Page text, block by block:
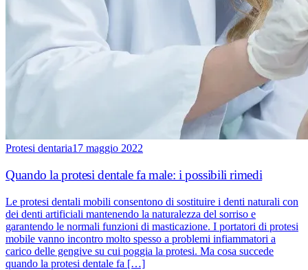
Protesi dentaria17 maggio 2022
Quando la protesi dentale fa male: i possibili rimedi
Le protesi dentali mobili consentono di sostituire i denti naturali con
dei denti artificiali mantenendo la naturalezza del sorriso e
garantendo le normali funzioni di masticazione. I portatori di protesi
mobile vanno incontro molto spesso a problemi infiammatori a
carico delle gengive su cui poggia la protesi. Ma cosa succede
quando la protesi dentale fa […]